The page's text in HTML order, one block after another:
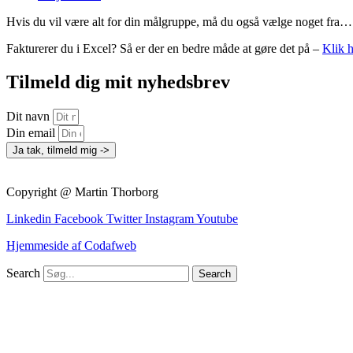
Hvis du vil være alt for din målgruppe, må du også vælge noget fra…
Fakturerer du i Excel? Så er der en bedre måde at gøre det på – Klik
Tilmeld dig mit nyhedsbrev
Dit navn
Din email
Ja tak, tilmeld mig ->
Copyright @ Martin Thorborg
Linkedin Facebook Twitter InstagramYoutube
Hjemmeside af Codafweb
Search Search